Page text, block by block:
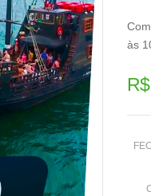
às